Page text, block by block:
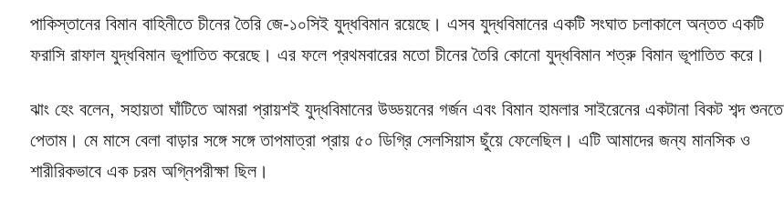
পাকিস্তানের বিমান বাহিনীতে চীনের তৈরি জে-১০সিই যুদ্ধবিমান রয়েছে। এসব যুদ্ধবিমানের একটি সংঘাত চলাকালে অন্তত একটি
ফরাসি রাফাল যুদ্ধবিমান ভূপাতিত করেছে। এর ফলে প্রথমবারের মতো চীনের তৈরি কোনো যুদ্ধবিমান শত্রু বিমান ভূপাতিত করে।
ঝাং হেং বলেন, সহায়তা ঘাঁটিতে আমরা প্রায়শই যুদ্ধবিমানের উড্ডয়নের গর্জন এবং বিমান হামলার সাইরেনের একটানা বিকট শব্দ শুনতে
পেতাম। মে মাসে বেলা বাড়ার সঙ্গে সঙ্গে তাপমাত্রা প্রায় ৫০ ডিগ্রি সেলসিয়াস ছুঁয়ে ফেলেছিল। এটি আমাদের জন্য মানসিক ও
শারীরিকভাবে এক চরম অগ্নিপরীক্ষা ছিল।